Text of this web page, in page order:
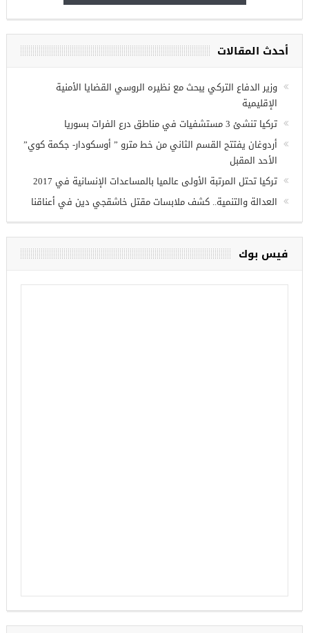
في
أحدث المقالات
وزير الدفاع التركي يبحث مع نظيره الروسي القضايا الأمنية
الإقليمية
تركيا تنشئ 3 مستشفيات في مناطق درع الفرات بسوريا
أردوغان يفتتح القسم الثاني من خط مترو ” أوسكودار- جكمة كوي”
الأحد المقبل
تركيا تحتل المرتبة الأولى عالميا بالمساعدات الإنسانية في 2017
العدالة والتنمية.. كشف ملابسات مقتل خاشقجي دين في أعناقنا
فيس بوك